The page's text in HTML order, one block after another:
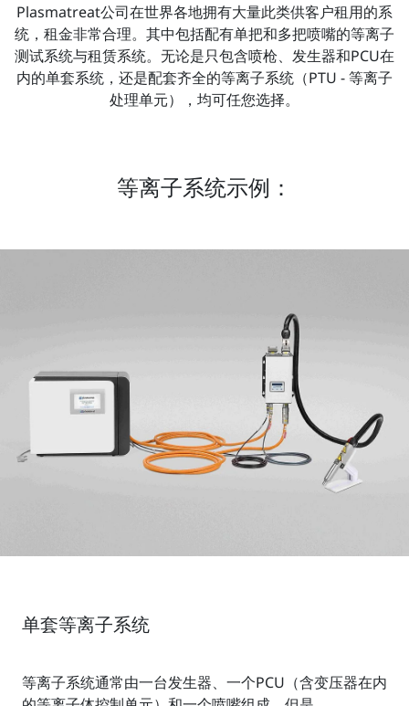
Plasmatreat公司在世界各地拥有大量此类供客户租用的系
统，租金非常合理。其中包括配有单把和多把喷嘴的等离子
测试系统与租赁系统。无论是只包含喷枪、发生器和PCU在
内的单套系统，还是配套齐全的等离子系统（PTU - 等离子
处理单元），均可任您选择。
等离子系统示例：
单套等离子系统
等离子系统通常由一台发生器、一个PCU（含变压器在内